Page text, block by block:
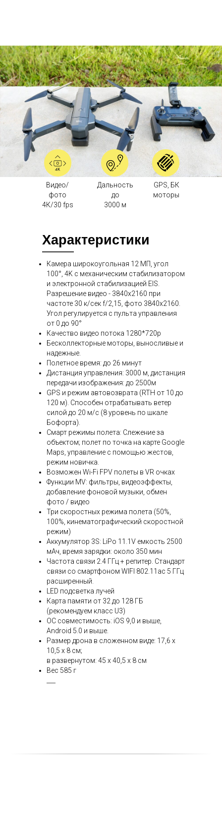
Характеристики
Камера широкоугольная 12 МП, угол
100°, 4K с механическим стабилизатором
и электронной стабилизацией EIS.
Разрешение видео - 3840х2160 при
частоте 30 к/сек f/2,15, фото 3840х2160.
Угол регулируется с пульта управления
от 0 до 90°
Качество видео потока 1280*720р
Бесколлекторные моторы, выносливые и
надежные.
Полетное время: до 26 минут
Дистанция управления: 3000 м, дистанция
передачи изображения: до 2500м
GPS и режим автовозврата (RTH от 10 до
120 м). Способен отрабатывать ветер
силой до 20 м/с (8 уровень по шкале
Бофорта).
Смарт режимы полета: Слежение за
объектом; полет по точка на карте Google
Maps, управление с помощью жестов,
режим новичка.
Возможен Wi-Fi FPV полеты в VR очках
Функции MV: фильтры, видеоэффекты,
добавление фоновой музыки, обмен
фото / видео
Три скоростных режима полета (50%,
100%, кинематографический скоростной
режим)
Аккумулятор 3S: LiPo 11.1V емкость 2500
мАч, время зарядки: около 350 мин
Частота связи 2.4 ГГц + репитер. Стандарт
связи со смартфоном WIFI 802.11ac 5 ГГц
расширенный.
LED подсветка лучей
Карта памяти от 32 до 128 ГБ
(рекомендуем класс U3)
ОС совместимость: iOS 9,0 и выше,
Android 5.0 и выше.
Размер дрона в сложенном виде: 17,6 х
10,5 х 8 см;
в развернутом: 45 х 40,5 х 8 см
Вес 585 г
Видео/
фото
4К/30 fps
Дальность
до
3000 м
GPS, БК
моторы